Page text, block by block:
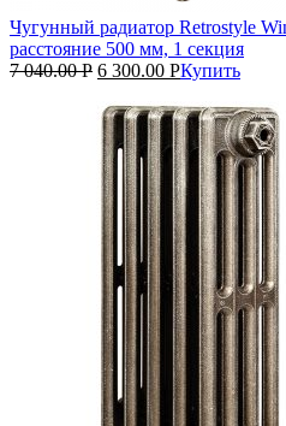
Чугунный радиатор Retrostyle
расстояние 500 мм, 1 секция
7 040.00Р 6 300.00 РКупить